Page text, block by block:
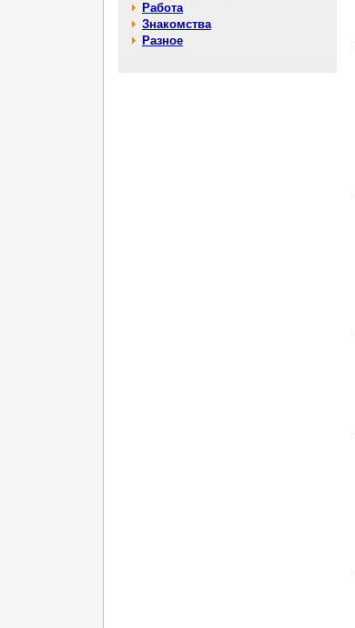
Работа
Знакомства
Разное